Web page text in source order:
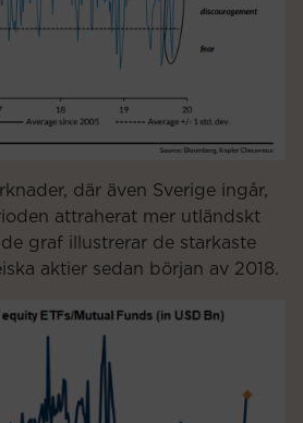
där även Sverige ingår,
attraherat mer utländskt
graf illustrerar de starkaste
aktier sedan början av 2018.